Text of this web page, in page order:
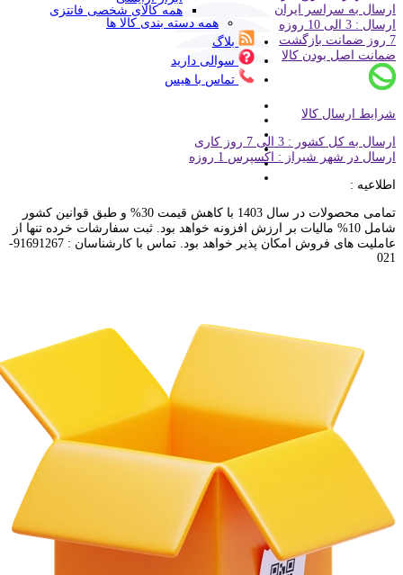
همه کالای شخصی فانتزی
همه دسته بندی کالا ها
بلاگ
سوالی دارید
تماس با هیس
ارسال به سراسر ایران
ارسال : 3 الی 10 روزه
7 روز ضمانت بازگشت
ضمانت اصل بودن کالا
شرایط ارسال کالا
ارسال به کل کشور : 3 الی 7 روز کاری
ارسال در شهر شیراز : اکسپرس 1 روزه
اطلاعیه :
تمامی محصولات در سال 1403 با کاهش قیمت 30% و طبق قوانین کشور
شامل 10% مالیات بر ارزش افزونه خواهد بود. ثبت سفارشات خرده تنها از
عاملیت های فروش امکان پذیر خواهد بود. تماس با کارشناسان : 91691267-
021